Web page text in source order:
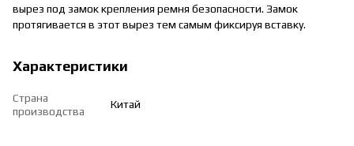
вырез под замок крепления ремня безопасности. Замок
протягивается в этот вырез тем самым фиксируя вставку.
Характеристики
Страна
производства
Китай